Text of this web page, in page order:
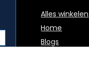
Alles winkelen
Home
Blogs